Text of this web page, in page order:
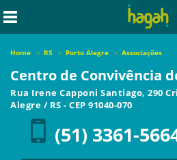
Home RS Porto Alegre Associações
Centro de Convivência
Rua Irene Capponi Santiago, 290
Alegre / RS - CEP 91040-070
(51) 3361-